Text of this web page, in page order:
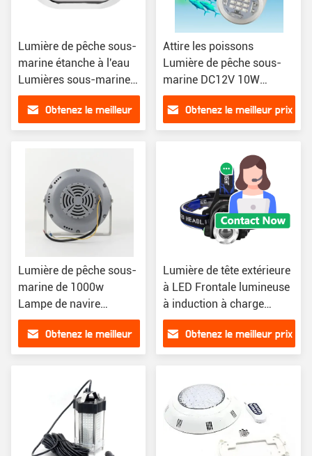
Lumière de pêche sous-
marine étanche à l'eau
Lumières sous-marines
LED pour bateaux Yacht
Obtenez le meilleur
Attire les poissons
Lumière de pêche sous-
marine DC12V 10W
Lumière de pêche LED
Lumière de nuit de pêche
Obtenez le meilleur prix
Lumière de pêche sous-
marine de 1000w
Lampe de navire
Lumière verte pour le
calmar de pêche attire
des lumières
Obtenez le meilleur
Lumière de tête extérieure
à LED Frontale lumineuse
à induction à charge
Zoom Head Torch Light
Obtenez le meilleur prix